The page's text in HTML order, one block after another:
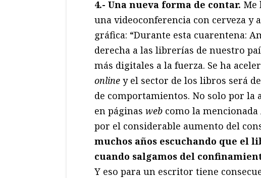
4.- Una nueva forma de contar. Me
una videoconferencia con cerveza y
gráfica: “Durante esta cuarentena:
derecha a las librerías de nuestro
más digitales a la fuerza. Se ha
online y el sector de los libros será
de comportamientos. No solo por la
en páginas web como la
por el considerable aumento del
muchos años escuchando que el
cuando salgamos del
Y eso para un escritor tiene